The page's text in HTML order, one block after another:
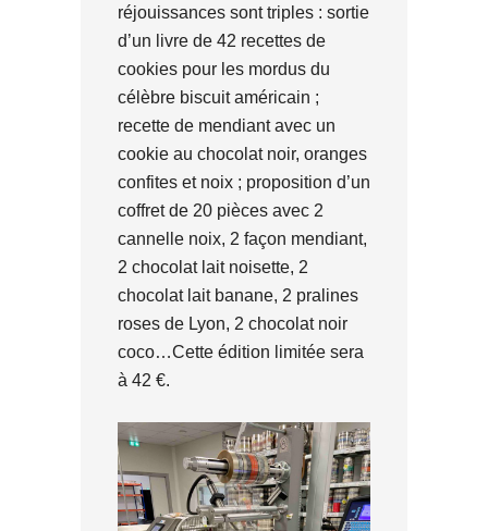
réjouissances sont triples : sortie
d’un livre de 42 recettes de
cookies pour les mordus du
célèbre biscuit américain ;
recette de mendiant avec un
cookie au chocolat noir, oranges
confites et noix ; proposition d’un
coffret de 20 pièces avec 2
cannelle noix, 2 façon mendiant,
2 chocolat lait noisette, 2
chocolat lait banane, 2 pralines
roses de Lyon, 2 chocolat noir
coco…Cette édition limitée sera
à 42 €.